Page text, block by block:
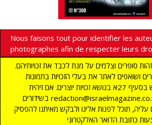
Nous faisons tout pour identifier les
photographes afin de respecter leurs
סופרים וצלמים על מנת לכבד את זכויותיהם.
ושואפים לאתר את בעלי הזכויות בתמונות
המגיעות אלינו כנדרש בסעיף 27א בנושא זכויות יוצרים. אם זיהית
בשידורים redaction@israelmagazine.co.il שלנו תמונה שאתה
עליה, תוכל לפנות אלינו ולבקש מאיתנו להפסיק
כתובת הדואר האלקטרוני